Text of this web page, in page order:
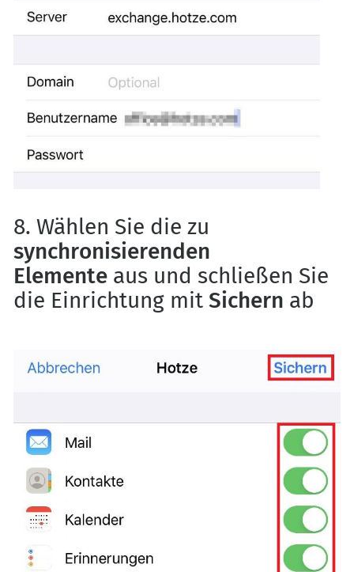
8. Wählen Sie die zu
synchronisierenden
Elemente aus und schließen Sie
die Einrichtung mit Sichern ab